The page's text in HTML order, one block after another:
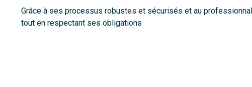
Grâce à ses processus robustes et sécurisés et au
tout en respectant ses obligations